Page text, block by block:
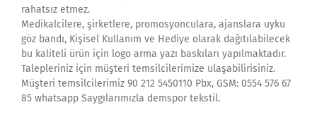
rahatsız etmez.
Medikalcilere, şirketlere, promosyonculara, ajanslara uyku
göz bandı, Kişisel Kullanım ve Hediye olarak dağıtılabilecek
bu kaliteli ürün için logo arma yazı baskıları yapılmaktadır.
Talepleriniz için müşteri temsilcilerimize ulaşabilirisiniz.
Müşteri temsilcilerimiz 90 212 5450110 Pbx, GSM: 0554 576 67
85 whatsapp Saygılarımızla demspor tekstil.